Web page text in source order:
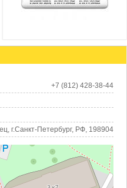
+7 (812) 428-38-44
г.Санкт-Петербург, РФ, 198904